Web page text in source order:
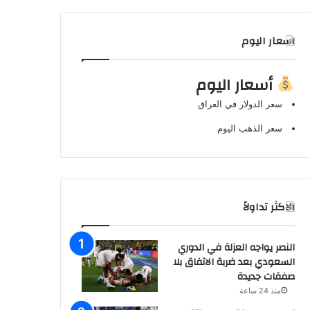
اسعار اليوم
أسعار اليوم
سعر الدولار في العراق
سعر الذهب اليوم
الاكثر تداولاً
النصر يواجه العزلة في الدوري
السعودي بعد ضربة الاتفاق بلا
صفقات جديدة
منذ 24 ساعة